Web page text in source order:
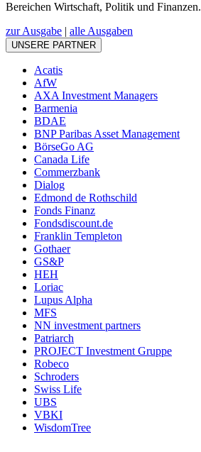
Bereichen Wirtschaft, Politik und Finanzen.
zur Ausgabe | alle Ausgaben
UNSERE PARTNER
Acatis
AfW
AXA Investment Managers
Barmenia
BDAE
BNP Paribas Asset Management
BörseGo AG
Canada Life
Commerzbank
Dialog
Edmond de Rothschild
Fonds Finanz
Fondsdiscount.de
Franklin Templeton
Gothaer
GS&P
HEH
Loriac
Lupus Alpha
MFS
NN investment partners
Patriarch
PROJECT Investment Gruppe
Robeco
Schroders
Swiss Life
UBS
VBKI
WisdomTree